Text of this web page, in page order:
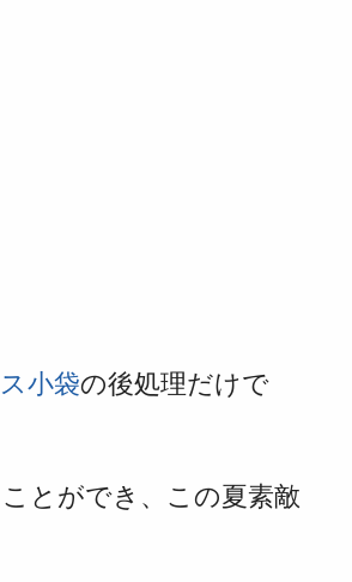
小袋の後処理だけで
とができ、この夏素敵